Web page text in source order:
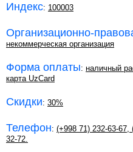
Индекс: 100003
Организационно-
некоммерческая организация
Форма оплаты: наличный
карта UzCard
Скидки: 30%
Телефон: (+998 71) 232-63-67
32-72.